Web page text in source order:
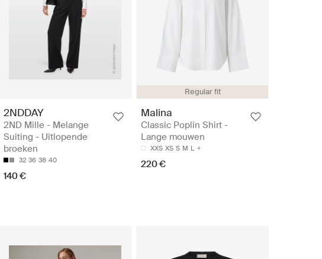
2NDDAY
2ND Mille - Melange
Suiting - Uitlopende
broeken
32 36 38 40
140 €
Regular fit
Malina
Classic Poplin Shirt -
Lange mouwen
XXS XS S M L
220 €